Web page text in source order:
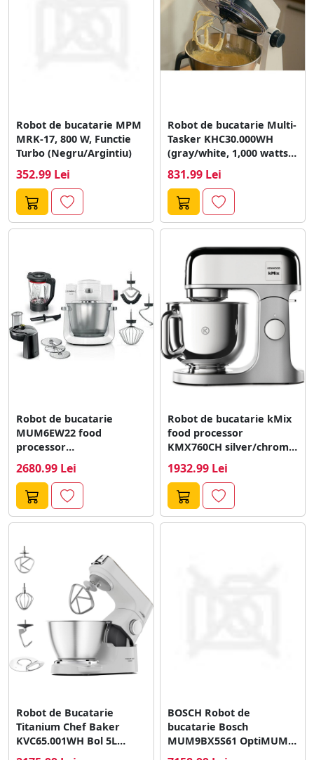
Robot de bucatarie MPM
MRK-17, 800 W, Functie
Turbo (Negru/Argintiu)
352.99 Lei
Robot de bucatarie Multi-
Tasker KHC30.000WH
(gray/white, 1,000 watts,
831.99 Lei
Robot de bucatarie
MUM6EW22 food
processor
1,600 watts, series 6,...
2680.99 Lei
Robot de bucatarie kMix
food processor
KMX760CH silver/chrome,
1932.99 Lei
Robot de Bucatarie
Titanium Chef Baker
KVC65.001WH Bol 5L
BOSCH Robot de
bucatarie Bosch
MUM9BX5S61 OptiMUM,